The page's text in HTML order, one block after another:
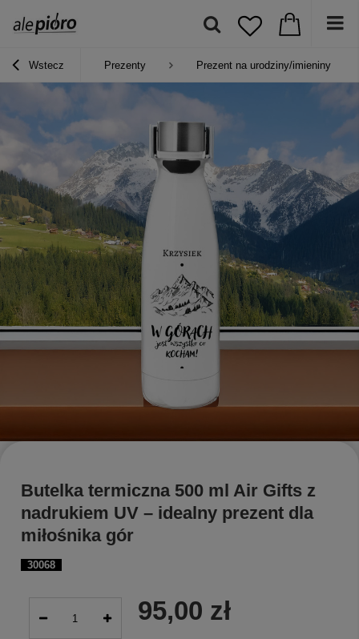
Wstecz Prezenty Prezent na urodziny/imieniny
30068
Butelka termiczna 500 ml Air Gifts z
nadrukiem UV – idealny prezent dla
miłośnika gór
95,00 zł